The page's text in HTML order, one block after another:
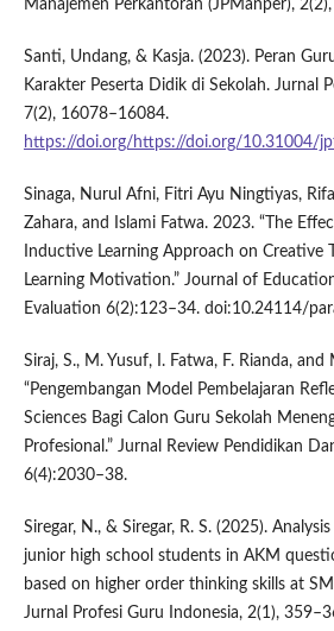
Manajemen Perkantoran (JPManper),
Santi, Undang, & Kasja. (2023). Peran
Karakter Peserta Didik di Sekolah. Jurnal
7(2), 16078–16084.
https://doi.org/https://doi.org/10.31004/
Sinaga, Nurul Afni, Fitri Ayu Ningtiyas,
Zahara, and Islami Fatwa. 2023. “The
Inductive Learning Approach on Creative
Learning Motivation.” Journal of
Evaluation 6(2):123–34. doi:10.24114/
Siraj, S., M. Yusuf, I. Fatwa, F. Rianda,
“Pengembangan Model Pembelajaran
Sciences Bagi Calon Guru Sekolah
Profesional.” Jurnal Review Pendidikan
6(4):2030–38.
Siregar, N., & Siregar, R. S. (2025).
junior high school students in AKM
based on higher order thinking skills at
Jurnal Profesi Guru Indonesia, 2(1),